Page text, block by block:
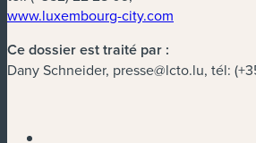
www.luxembourg-city.com
Ce dossier est traité par :
Dany Schneider, presse@lcto.lu, tél: